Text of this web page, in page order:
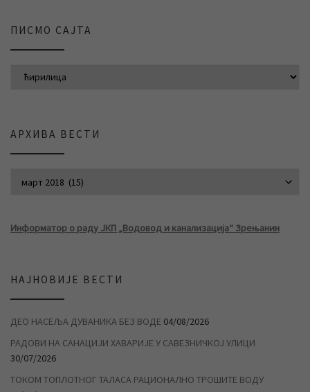
ПИСМО САЈТА
АРХИВА ВЕСТИ
Информатор о раду ЈКП „Водовод и канализација“ Зрењанин
НАЈНОВИЈЕ ВЕСТИ
ДЕО НАСЕЉА ДУВАНИКА БЕЗ ВОДЕ 04/08/2026
РАДОВИ НА САНАЦИЈИ ХАВАРИЈЕ У САВЕЗНИЧКОЈ УЛИЦИ
30/07/2026
ТОКОМ ТОПЛОТНОГ ТАЛАСА РАЦИОНАЛНО ТРОШИТЕ ВОДУ